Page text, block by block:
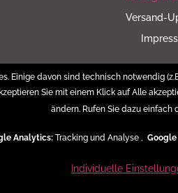
Versand-
*
Einige davon sind technisch notwendig
Sie mit einem Klick auf Alle
ändern. Rufen Sie dazu einfach
Analytics:Tracking und Analyse , Google
Individuelle